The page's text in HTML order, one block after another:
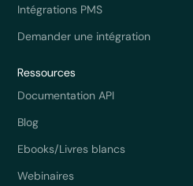
Intégrations PMS
Demander une intégration
Ressources
Documentation API
Blog
Ebooks/Livres blancs
Webinaires